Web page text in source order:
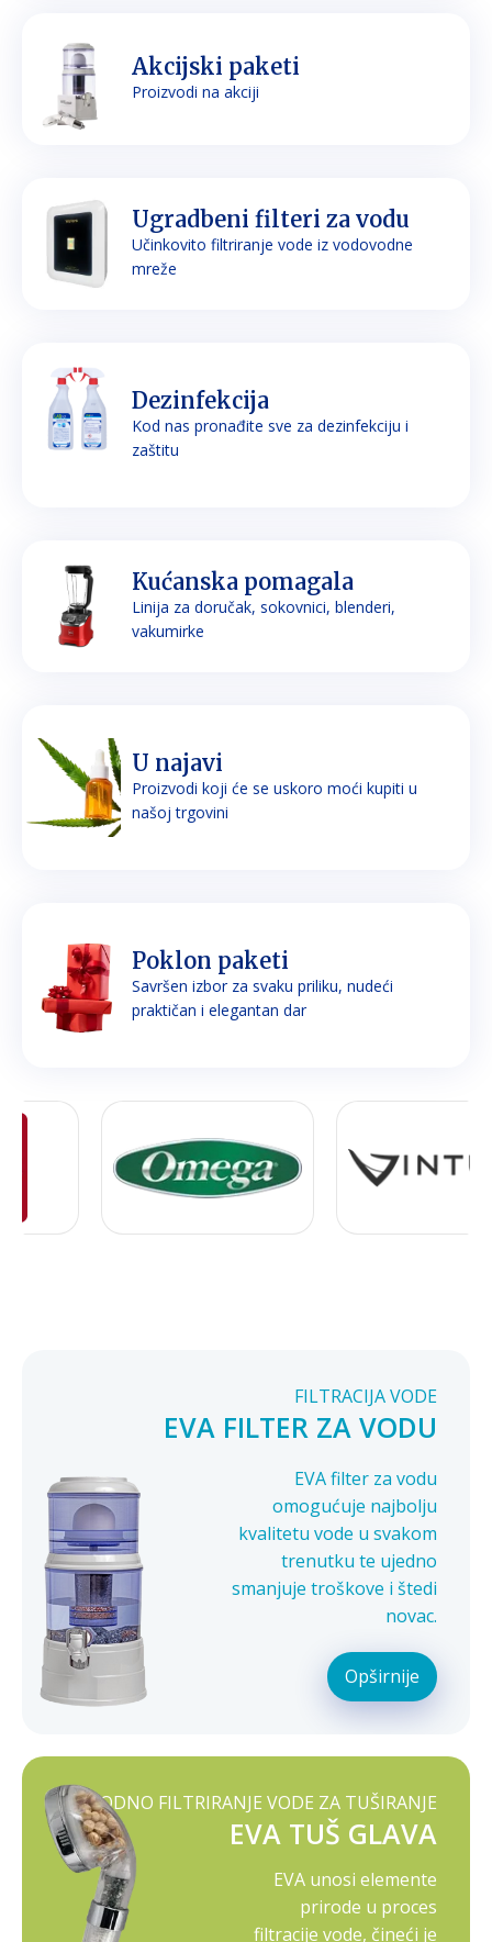
Akcijski paketi
Proizvodi na akciji
Ugradbeni filteri za vodu
Učinkovito filtriranje vode iz vodovodne
mreže
Dezinfekcija
Kod nas pronađite sve za dezinfekciju i
zaštitu
Kućanska pomagala
Linija za doručak, sokovnici, blenderi,
vakumirke
U najavi
Proizvodi koji će se uskoro moći kupiti u
našoj trgovini
Poklon paketi
Savršen izbor za svaku priliku, nudeći
praktičan i elegantan dar
FILTRACIJA VODE
EVA FILTER ZA VODU
EVA filter za vodu
omogućuje najbolju
kvalitetu vode u svakom
trenutku te ujedno
smanjuje troškove i štedi
novac.
Opširnije
PRIRODNO FILTRIRANJE VODE ZA TUŠIRANJE
EVA TUŠ GLAVA
EVA unosi elemente
prirode u proces
filtracije vode, čineći je